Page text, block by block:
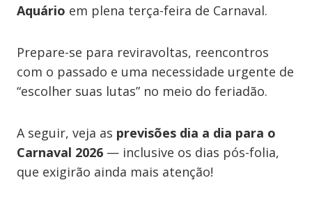
Aquário em plena terça-feira de Carnaval.
Prepare-se para reviravoltas, reencontros
com o passado e uma necessidade urgente de
“escolher suas lutas” no meio do feriadão.
A seguir, veja as previsões dia a dia para o
Carnaval 2026 — inclusive os dias pós-folia,
que exigirão ainda mais atenção!